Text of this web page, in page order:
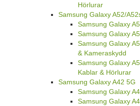
Hörlurar
Samsung Galaxy A52/
Samsung Galaxy
Samsung Galaxy
Samsung Galaxy
& Kameraskydd
Samsung Galaxy
Kablar & Hörlurar
Samsung Galaxy A42 5G
Samsung Galaxy
Samsung Galaxy